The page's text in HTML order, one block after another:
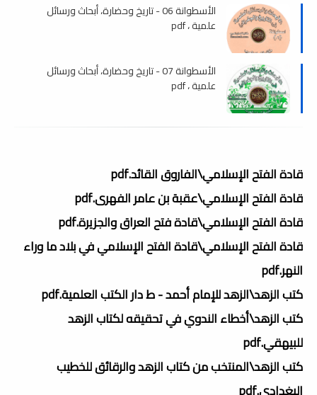
الأسطوانة 06 - تاريخ وحضارة، أبحاث ورسائل
علمية ، pdf
الأسطوانة 07 - تاريخ وحضارة، أبحاث ورسائل
علمية ، pdf
قادة الفتح الإسلامي\الفاروق القائد.pdf
قادة الفتح الإسلامي\عقبة بن عامر الفهرى.pdf
قادة الفتح الإسلامي\قادة فتح العراق والجزيرة.pdf
قادة الفتح الإسلامي\قادة الفتح الإسلامي في بلاد ما وراء
النهر.pdf
كتب الزهد\الزهد للإمام أحمد - ط دار الكتب العلمية.pdf
كتب الزهد\أخطاء الندوي في تحقيقه لكتاب الزهد
للبيهقي.pdf
كتب الزهد\المنتخب من كتاب الزهد والرقائق للخطيب